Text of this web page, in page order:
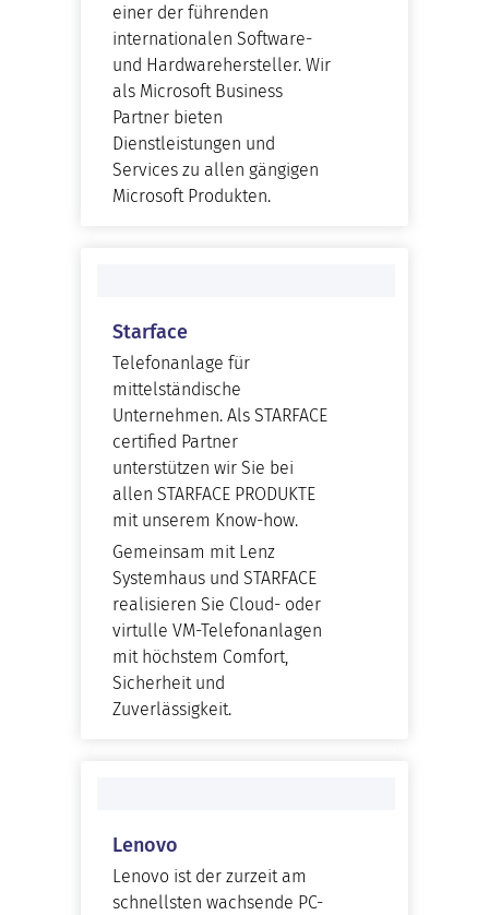
einer der führenden
internationalen Software-
und Hardwarehersteller. Wir
als Microsoft Business
Partner bieten
Dienstleistungen und
Services zu allen gängigen
Microsoft Produkten.
Starface
Telefonanlage für
mittelständische
Unternehmen. Als STARFACE
certified Partner
unterstützen wir Sie bei
allen STARFACE PRODUKTE
mit unserem Know-how.
Gemeinsam mit Lenz
Systemhaus und STARFACE
realisieren Sie Cloud- oder
virtulle VM-Telefonanlagen
mit höchstem Comfort,
Sicherheit und
Zuverlässigkeit.
Lenovo
Lenovo ist der zurzeit am
schnellsten wachsende PC-